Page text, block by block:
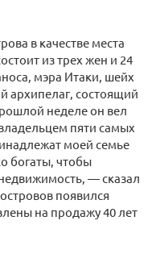
в качестве места
из трех жен и 24
мэра Итаки, шейх
архипелаг, состоящий
неделе он вел
пяти самых
моей семье
богаты, чтобы
— сказал
появился
на продажу 40 лет